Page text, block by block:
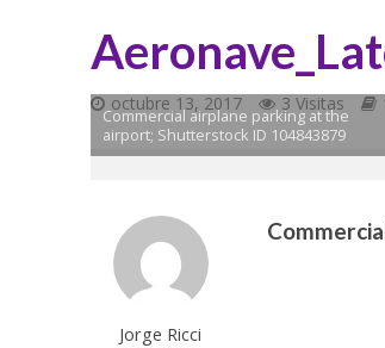
octubre 13, 2017 3 Visitas
Commercial airplane parking at the
airport; Shutterstock ID 104843879
Jorge Ricci